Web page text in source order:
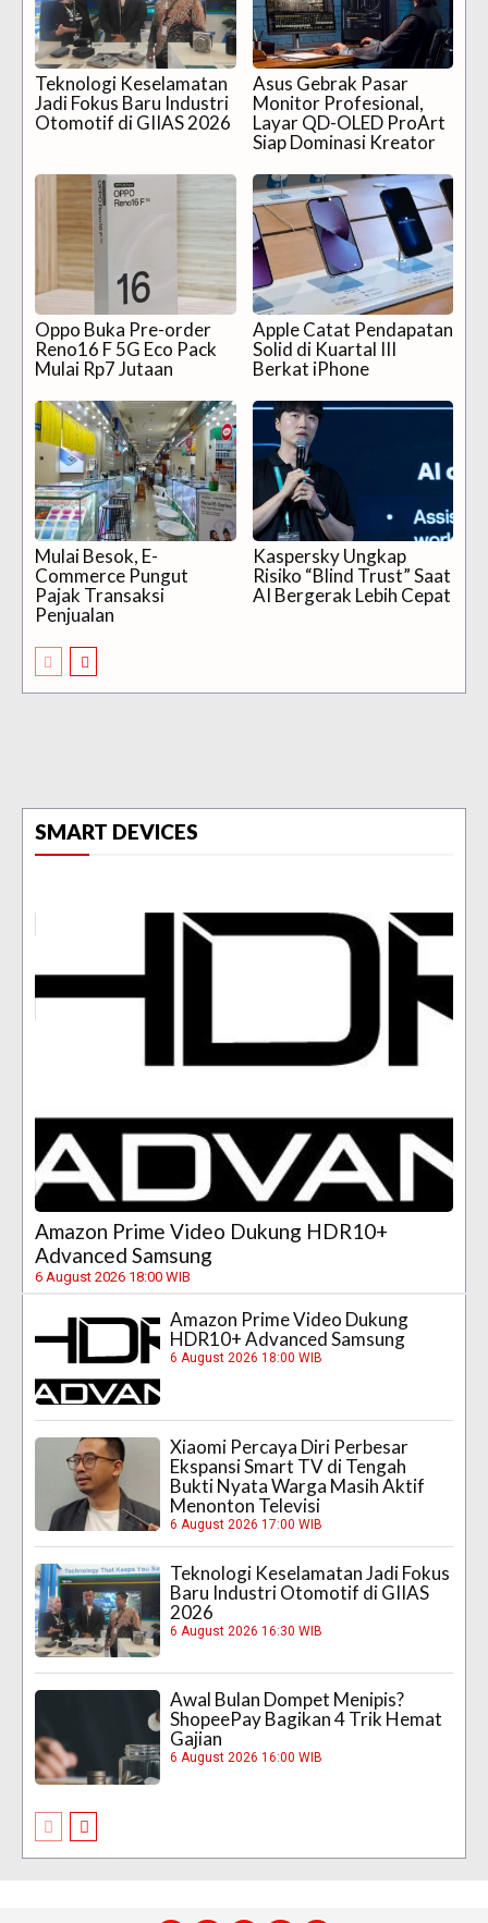
Teknologi Keselamatan
Jadi Fokus Baru Industri
Otomotif di GIIAS 2026
Asus Gebrak Pasar
Monitor Profesional,
Layar QD-OLED ProArt
Siap Dominasi Kreator
Oppo Buka Pre-order
Reno16 F 5G Eco Pack
Mulai Rp7 Jutaan
Apple Catat Pendapatan
Solid di Kuartal III
Berkat iPhone
Mulai Besok, E-
Commerce Pungut
Pajak Transaksi
Penjualan
Kaspersky Ungkap
Risiko “Blind Trust” Saat
AI Bergerak Lebih Cepat
SMART DEVICES
Amazon Prime Video Dukung HDR10+
Advanced Samsung
6 August 2026 18:00 WIB
Amazon Prime Video Dukung
HDR10+ Advanced Samsung
6 August 2026 18:00 WIB
Xiaomi Percaya Diri Perbesar
Ekspansi Smart TV di Tengah
Bukti Nyata Warga Masih Aktif
Menonton Televisi
6 August 2026 17:00 WIB
Teknologi Keselamatan Jadi Fokus
Baru Industri Otomotif di GIIAS
2026
6 August 2026 16:30 WIB
Awal Bulan Dompet Menipis?
ShopeePay Bagikan 4 Trik Hemat
Gajian
6 August 2026 16:00 WIB